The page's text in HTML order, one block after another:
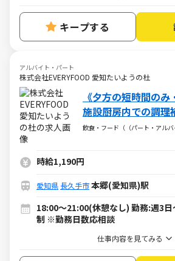
キープする
アルバイト・パート
株式会社EVERYFOOD 愛知たいようの杜
《夕方の短時間のみ
施設厨房内での調理
集！
飲食・フード（（パート・アルバ
時給1,190円
愛知県 長久手市本郷(愛知県)駅
18:00～21:00(休憩なし) 勤務:週3
制 ※勤務日数応相談
仕事内容を見てみる